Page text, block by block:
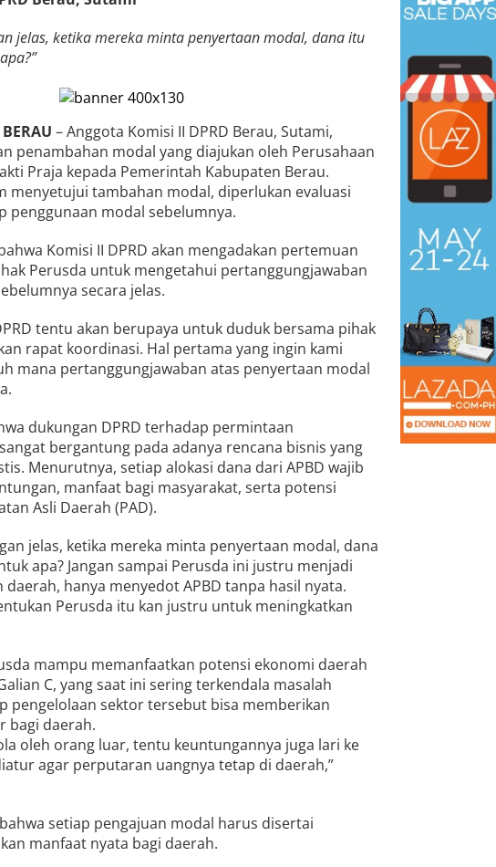
jelas, ketika mereka minta penyertaan modal, dana itu
– Anggota Komisi II DPRD Berau, Sutami,
penambahan modal yang diajukan oleh Perusahaan
Praja kepada Pemerintah Kabupaten Berau.
menyetujui tambahan modal, diperlukan evaluasi
penggunaan modal sebelumnya.
Komisi II DPRD akan mengadakan pertemuan
Perusda untuk mengetahui pertanggungjawaban
secara jelas.
tentu akan berupaya untuk duduk bersama pihak
rapat koordinasi. Hal pertama yang ingin kami
mana pertanggungjawaban atas penyertaan modal
dukungan DPRD terhadap permintaan
bergantung pada adanya rencana bisnis yang
Menurutnya, setiap alokasi dana dari APBD wajib
manfaat bagi masyarakat, serta potensi
Asli Daerah (PAD).
jelas, ketika mereka minta penyertaan modal, dana
apa? Jangan sampai Perusda ini justru menjadi
daerah, hanya menyedot APBD tanpa hasil nyata.
Perusda itu kan justru untuk meningkatkan
mampu memanfaatkan potensi ekonomi daerah
C, yang saat ini sering terkendala masalah
pengelolaan sektor tersebut bisa memberikan
bagi daerah.
oleh orang luar, tentu keuntungannya juga lari ke
agar perputaran uangnya tetap di daerah,”
setiap pengajuan modal harus disertai
manfaat nyata bagi daerah.